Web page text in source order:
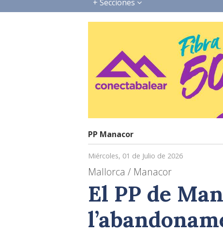
+ Secciones
PP Manacor
Miércoles, 01 de Julio de 2026
Mallorca / Manacor
El PP de